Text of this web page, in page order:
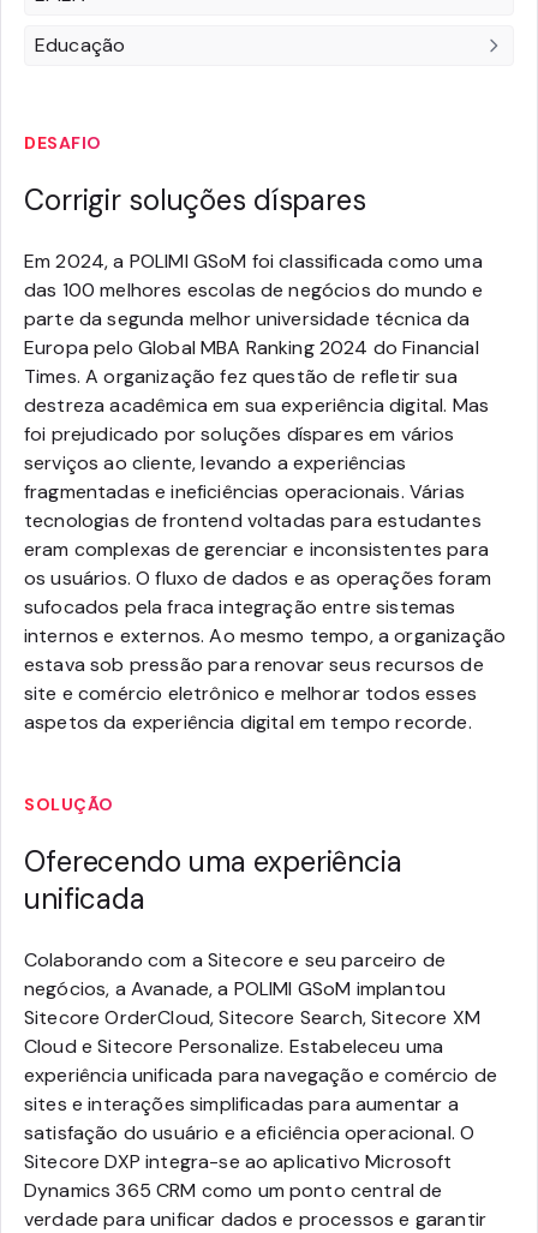
Educação
DESAFIO
Corrigir soluções díspares
Em 2024, a POLIMI GSoM foi classificada como uma
das 100 melhores escolas de negócios do mundo e
parte da segunda melhor universidade técnica da
Europa pelo Global MBA Ranking 2024 do Financial
Times. A organização fez questão de refletir sua
destreza acadêmica em sua experiência digital. Mas
foi prejudicado por soluções díspares em vários
serviços ao cliente, levando a experiências
fragmentadas e ineficiências operacionais. Várias
tecnologias de frontend voltadas para estudantes
eram complexas de gerenciar e inconsistentes para
os usuários. O fluxo de dados e as operações foram
sufocados pela fraca integração entre sistemas
internos e externos. Ao mesmo tempo, a organização
estava sob pressão para renovar seus recursos de
site e comércio eletrônico e melhorar todos esses
aspetos da experiência digital em tempo recorde.
SOLUÇÃO
Oferecendo uma experiência
unificada
Colaborando com a Sitecore e seu parceiro de
negócios, a Avanade, a POLIMI GSoM implantou
Sitecore OrderCloud, Sitecore Search, Sitecore XM
Cloud e Sitecore Personalize. Estabeleceu uma
experiência unificada para navegação e comércio de
sites e interações simplificadas para aumentar a
satisfação do usuário e a eficiência operacional. O
Sitecore DXP integra-se ao aplicativo Microsoft
Dynamics 365 CRM como um ponto central de
verdade para unificar dados e processos e garantir